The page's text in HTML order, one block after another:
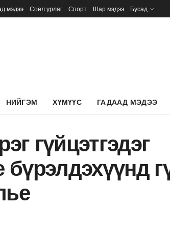
мэдээ Соёл урлаг Спорт Шар мэдээ Бусад
НИЙГЭМ ХҮМҮҮС ГАДААД МЭДЭЭ
гүйцэтгэдэг
бүрэлдэхүүнд